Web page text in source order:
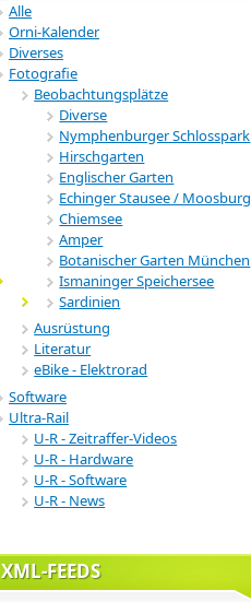
Alle
Orni-Kalender
Diverses
Fotografie
Beobachtungsplätze
Diverse
Nymphenburger Schlosspark
Hirschgarten
Englischer Garten
Echinger Stausee / Moosburg
Chiemsee
Amper
Botanischer Garten München
Ismaninger Speichersee
Sardinien
Ausrüstung
Literatur
eBike - Elektrorad
Software
Ultra-Rail
U-R - Zeitraffer-Videos
U-R - Hardware
U-R - Software
U-R - News
XML-FEEDS